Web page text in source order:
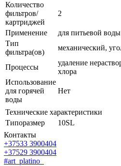
Количество
фильтров/
картриджей
2
Применение
для питьевой воды
Тип
фильтра(ов)
механический,
Процессы
удаление
хлора
Использование
для горячей
воды
Нет
Технические характеристики
Типоразмер
10SL
Контакты
+37533 3900404
+37529 3900404
#art_platino